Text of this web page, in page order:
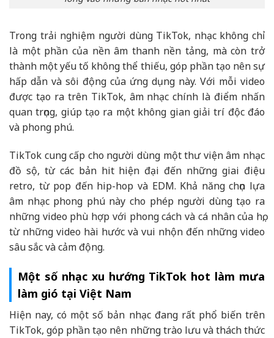
Trong trải nghiệm người dùng TikTok, nhạc không chỉ
là một phần của nền âm thanh nền tảng, mà còn trở
thành một yếu tố không thể thiếu, góp phần tạo nên sự
hấp dẫn và sôi động của ứng dụng này. Với mỗi video
được tạo ra trên TikTok, âm nhạc chính là điểm nhấn
quan trọng, giúp tạo ra một không gian giải trí độc đáo
và phong phú.
TikTok cung cấp cho người dùng một thư viện âm nhạc
đồ sộ, từ các bản hit hiện đại đến những giai điệu
retro, từ pop đến hip-hop và EDM. Khả năng chọn lựa
âm nhạc phong phú này cho phép người dùng tạo ra
những video phù hợp với phong cách và cá nhân của họ,
từ những video hài hước và vui nhộn đến những video
sâu sắc và cảm động.
Một số nhạc xu hướng TikTok hot làm mưa
làm gió tại Việt Nam
Hiện nay, có một số bản nhạc đang rất phổ biến trên
TikTok, góp phần tạo nên những trào lưu và thách thức